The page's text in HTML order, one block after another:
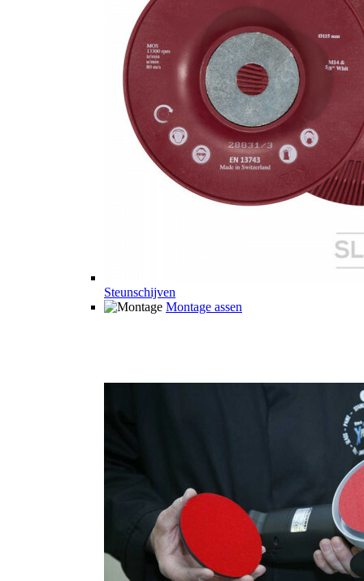
Steunschijven
Montage assen